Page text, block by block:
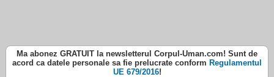
Ma abonez GRATUIT la newsletterul Corpul-Uman.com! Sunt de
acord ca datele personale sa fie prelucrate conform Regulamentul
UE 679/2016!